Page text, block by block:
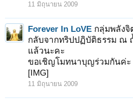
11 มิถุนายน 2009
Forever In LoVE กลุ่มพลัง
กลับจากทริปปฏิบัติธรรม ณ
แล้วนะคะ
ขอเชิญโมทนาบุญร่วมกันค่ะ
[IMG]
11 มิถุนายน 2009